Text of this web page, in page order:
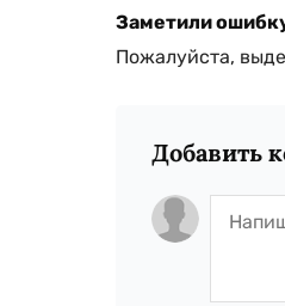
Заметили
Пожалуйста,
Добавить